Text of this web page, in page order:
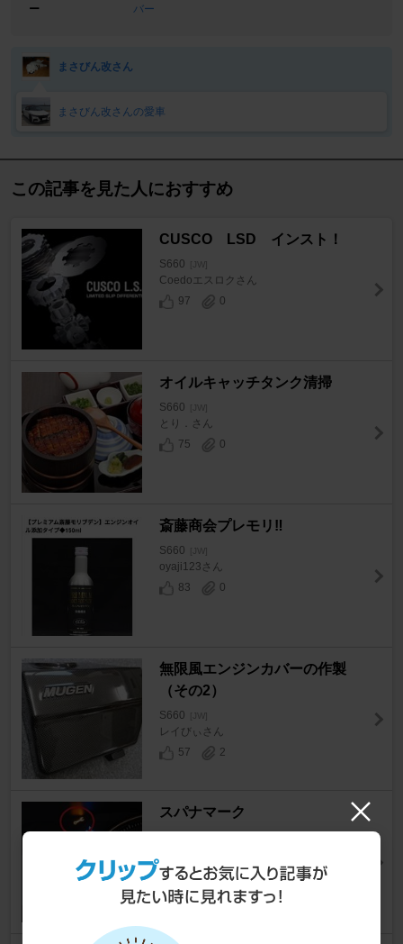
ー
バー
まさびん改さん
まさびん改さんの愛車
この記事を見た人におすすめ
CUSCO LSD インスト！
S660 [JW]
Coedoエスロクさん
97
0
オイルキャッチタンク清掃
S660 [JW]
とり．さん
75
0
斎藤商会プレモリ‼️
S660 [JW]
oyaji123さん
83
0
無限風エンジンカバーの作製
（その2）
S660 [JW]
レイびぃさん
57
2
スパナマーク
25
14